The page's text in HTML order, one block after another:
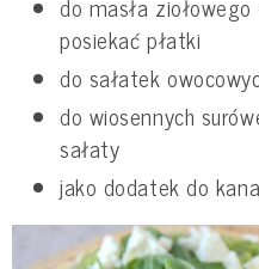
posiekać płatki
do sałatek
do wiosennych
sałaty
jako dodatek do